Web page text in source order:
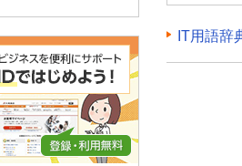
IT用語辞